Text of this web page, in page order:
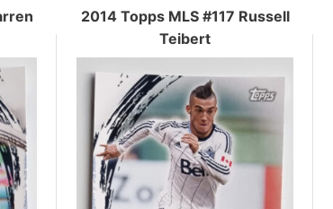
2014 Topps MLS #117 Russell
Teibert